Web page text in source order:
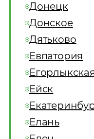
Донецк
Донское
Дятьково
Евпатория
Ейск
Елань